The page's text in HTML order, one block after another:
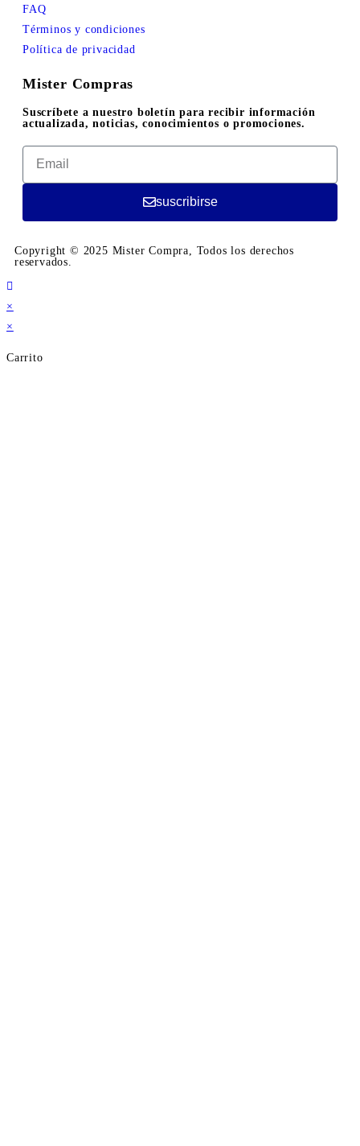
FAQ
Términos y condiciones
Política de privacidad
Mister Compras
Suscríbete a nuestro boletín para recibir información
actualizada, noticias, conocimientos o promociones.
suscribirse
Copyright © 2025 Mister Compra, Todos los derechos
reservados.
×
×
Carrito